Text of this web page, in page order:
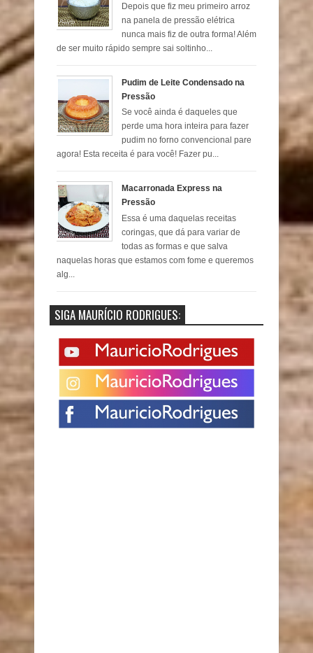
Depois que fiz meu primeiro arroz
na panela de pressão elétrica
nunca mais fiz de outra forma! Além
de ser muito rápido sempre sai soltinho...
Pudim de Leite Condensado na
Pressão
Se você ainda é daqueles que
perde uma hora inteira para fazer
pudim no forno convencional pare
agora! Esta receita é para você! Fazer pu...
Macarronada Express na
Pressão
Essa é uma daquelas receitas
coringas, que dá para variar de
todas as formas e que salva
naquelas horas que estamos com fome e queremos
alg...
SIGA MAURÍCIO RODRIGUES: